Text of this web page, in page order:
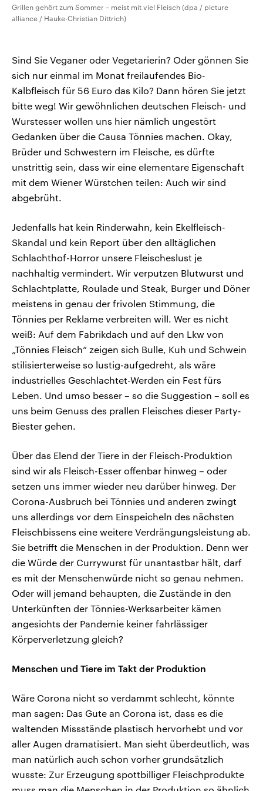
Grillen gehört zum Sommer – meist mit viel Fleisch (dpa / picture
alliance / Hauke-Christian Dittrich)
Sind Sie Veganer oder Vegetarierin? Oder gönnen Sie
sich nur einmal im Monat freilaufendes Bio-
Kalbfleisch für 56 Euro das Kilo? Dann hören Sie jetzt
bitte weg! Wir gewöhnlichen deutschen Fleisch- und
Wurstesser wollen uns hier nämlich ungestört
Gedanken über die Causa Tönnies machen. Okay,
Brüder und Schwestern im Fleische, es dürfte
unstrittig sein, dass wir eine elementare Eigenschaft
mit dem Wiener Würstchen teilen: Auch wir sind
abgebrüht.
Jedenfalls hat kein Rinderwahn, kein Ekelfleisch-
Skandal und kein Report über den alltäglichen
Schlachthof-Horror unsere Fleischeslust je
nachhaltig vermindert. Wir verputzen Blutwurst und
Schlachtplatte, Roulade und Steak, Burger und Döner
meistens in genau der frivolen Stimmung, die
Tönnies per Reklame verbreiten will. Wer es nicht
weiß: Auf dem Fabrikdach und auf den Lkw von
„Tönnies Fleisch“ zeigen sich Bulle, Kuh und Schwein
stilisierterweise so lustig-aufgedreht, als wäre
industrielles Geschlachtet-Werden ein Fest fürs
Leben. Und umso besser – so die Suggestion – soll es
uns beim Genuss des prallen Fleisches dieser Party-
Biester gehen.
Über das Elend der Tiere in der Fleisch-Produktion
sind wir als Fleisch-Esser offenbar hinweg – oder
setzen uns immer wieder neu darüber hinweg. Der
Corona-Ausbruch bei Tönnies und anderen zwingt
uns allerdings vor dem Einspeicheln des nächsten
Fleischbissens eine weitere Verdrängungsleistung ab.
Sie betrifft die Menschen in der Produktion. Denn wer
die Würde der Currywurst für unantastbar hält, darf
es mit der Menschenwürde nicht so genau nehmen.
Oder will jemand behaupten, die Zustände in den
Unterkünften der Tönnies-Werksarbeiter kämen
angesichts der Pandemie keiner fahrlässiger
Körperverletzung gleich?
Menschen und Tiere im Takt der Produktion
Wäre Corona nicht so verdammt schlecht, könnte
man sagen: Das Gute an Corona ist, dass es die
waltenden Missstände plastisch hervorhebt und vor
aller Augen dramatisiert. Man sieht überdeutlich, was
man natürlich auch schon vorher grundsätzlich
wusste: Zur Erzeugung spottbilliger Fleischprodukte